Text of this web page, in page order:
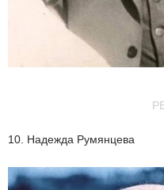
10. Надежда Румянцева